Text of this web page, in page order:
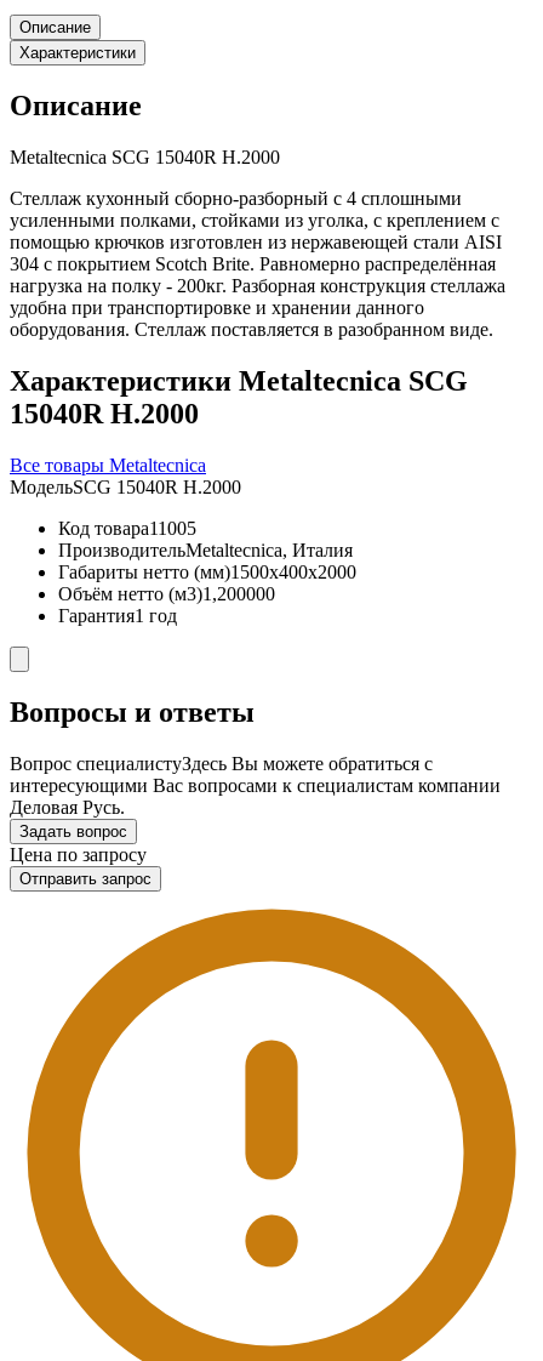
Описание
Характеристики
Описание
Metaltecnica SCG 15040R H.2000
Стеллаж кухонный сборно-разборный с 4 сплошными
усиленными полками, стойками из уголка, с креплением с
помощью крючков изготовлен из нержавеющей стали AISI
304 с покрытием Scotch Brite. Равномерно распределённая
нагрузка на полку - 200кг. Разборная конструкция стеллажа
удобна при транспортировке и хранении данного
оборудования. Стеллаж поставляется в разобранном виде.
Характеристики Metaltecnica SCG
15040R H.2000
Все товары Metaltecnica
МодельSCG 15040R H.2000
Код товара11005
ПроизводительMetaltecnica, Италия
Габариты нетто (мм)1500x400x2000
Объём нетто (м3)1,200000
Гарантия1 год
Вопросы и ответы
Вопрос специалистуЗдесь Вы можете обратиться с
интересующими Вас вопросами к специалистам компании
Деловая Русь.
Задать вопрос
Цена по запросу
Отправить запрос